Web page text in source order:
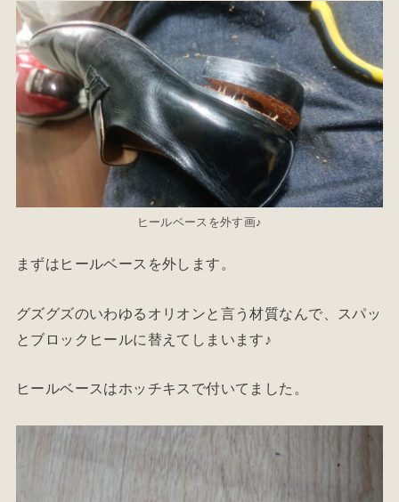
ヒールベースを外す画♪
まずはヒールベースを外します。
グズグズのいわゆるオリオンと言う材質なんで、スパッ
とブロックヒールに替えてしまいます♪
ヒールベースはホッチキスで付いてました。